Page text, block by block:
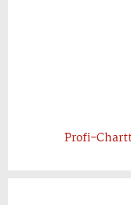
Profi-